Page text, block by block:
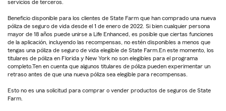
servicios de terceros.
Beneficio disponible para los clientes de State Farm que han comprado una nueva
póliza de seguro de vida desde el 1 de enero de 2022. Si bien cualquier persona
mayor de 18 años puede unirse a Life Enhanced, es posible que ciertas funciones
de la aplicación, incluyendo las recompensas, no estén disponibles a menos que
tengas una póliza de seguro de vida elegible de State Farm.En este momento, los
titulares de póliza en Florida y New York no son elegibles para el programa
completo.Ten en cuenta que algunos titulares de póliza pueden experimentar un
retraso antes de que una nueva póliza sea elegible para recompensas.
Esto no es una solicitud para comprar o vender productos de seguros de State
Farm.